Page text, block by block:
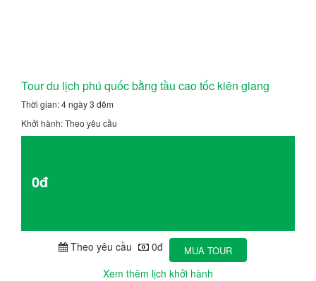
Tour du lịch phú quốc bằng tầu cao tốc kiên giang
Thời gian: 4 ngày 3 đêm
Khởi hành: Theo yêu cầu
0đ
Theo yêu cầu 0đ MUA TOUR
Xem thêm lịch khởi hành